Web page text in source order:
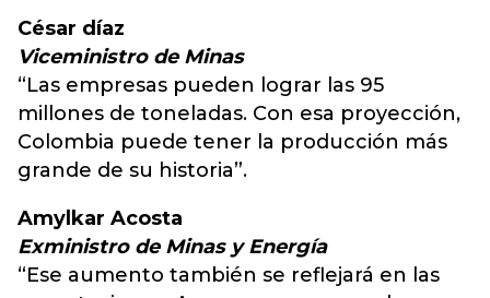
César díaz
Viceministro de Minas
“Las empresas pueden lograr las 95
millones de toneladas. Con esa proyección,
Colombia puede tener la producción más
grande de su historia”.
Amylkar Acosta
Exministro de Minas y Energía
“Ese aumento también se reflejará en las